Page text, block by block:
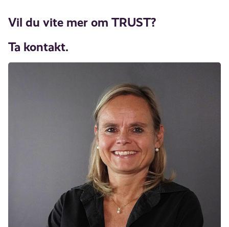
Vil du vite mer om TRUST?
Ta kontakt.